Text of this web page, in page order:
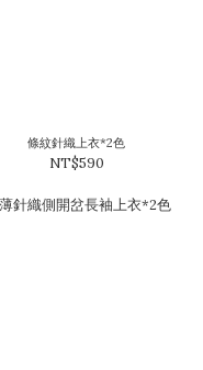
條紋針織上衣*2色
NT$590